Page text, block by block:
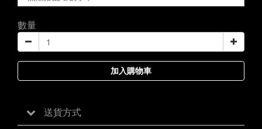
數量
加入購物車
送貨方式